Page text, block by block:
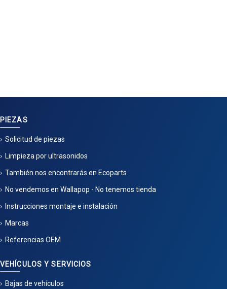
PIEZAS
Solicitud de piezas
Limpieza por ultrasonidos
También nos encontrarás en Ecoparts
No vendemos en Wallapop - No tenemos tienda
Instrucciones montaje e instalación
Marcas
Referencias OEM
VEHÍCULOS Y SERVICIOS
Bajas de vehículos